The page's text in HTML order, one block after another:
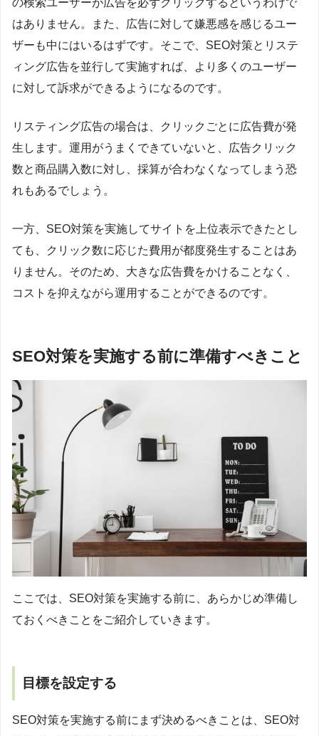
の検索ユーザーが広告を必ずクリックするというわけで
はありません。また、広告に対して嫌悪感を感じるユー
ザーも中にはいるはずです。そこで、SEO対策とリステ
ィング広告を並行して実施すれば、より多くのユーザー
に対して訴求ができるようになるのです。
リスティング広告の場合は、クリックごとに広告費が発
生します。運用がうまくできていないと、広告クリック
数と商品購入数に対し、採算が合わなくなってしまう恐
れもあるでしょう。
一方、SEO対策を実施してサイトを上位表示できたとし
ても、クリック数に応じた費用が都度発生することはあ
りません。そのため、大きな広告費をかけることなく、
コストを抑えながら運用することができるのです。
SEO対策を実施する前に準備すべきこと
ここでは、SEO対策を実施する前に、あらかじめ準備し
ておくべきことをご紹介していきます。
目標を設定する
SEO対策を実施する前にまず決めるべきことは、SEO対